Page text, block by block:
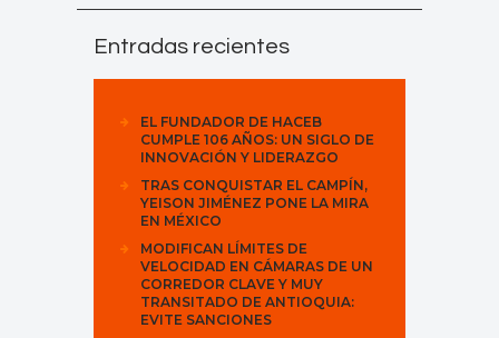
Entradas recientes
EL FUNDADOR DE HACEB
CUMPLE 106 AÑOS: UN SIGLO DE
INNOVACIÓN Y LIDERAZGO
TRAS CONQUISTAR EL CAMPÍN,
YEISON JIMÉNEZ PONE LA MIRA
EN MÉXICO
MODIFICAN LÍMITES DE
VELOCIDAD EN CÁMARAS DE UN
CORREDOR CLAVE Y MUY
TRANSITADO DE ANTIOQUIA:
EVITE SANCIONES